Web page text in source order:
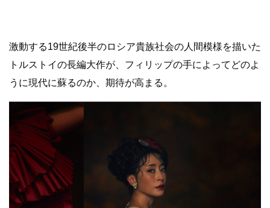
激動する19世紀後半のロシア貴族社会の人間模様を描いた
トルストイの長編大作が、フィリップの手によってどのよ
うに現代に蘇るのか、期待が高まる。